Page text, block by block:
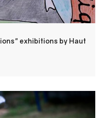
exhibitions by Haut
is also for children.